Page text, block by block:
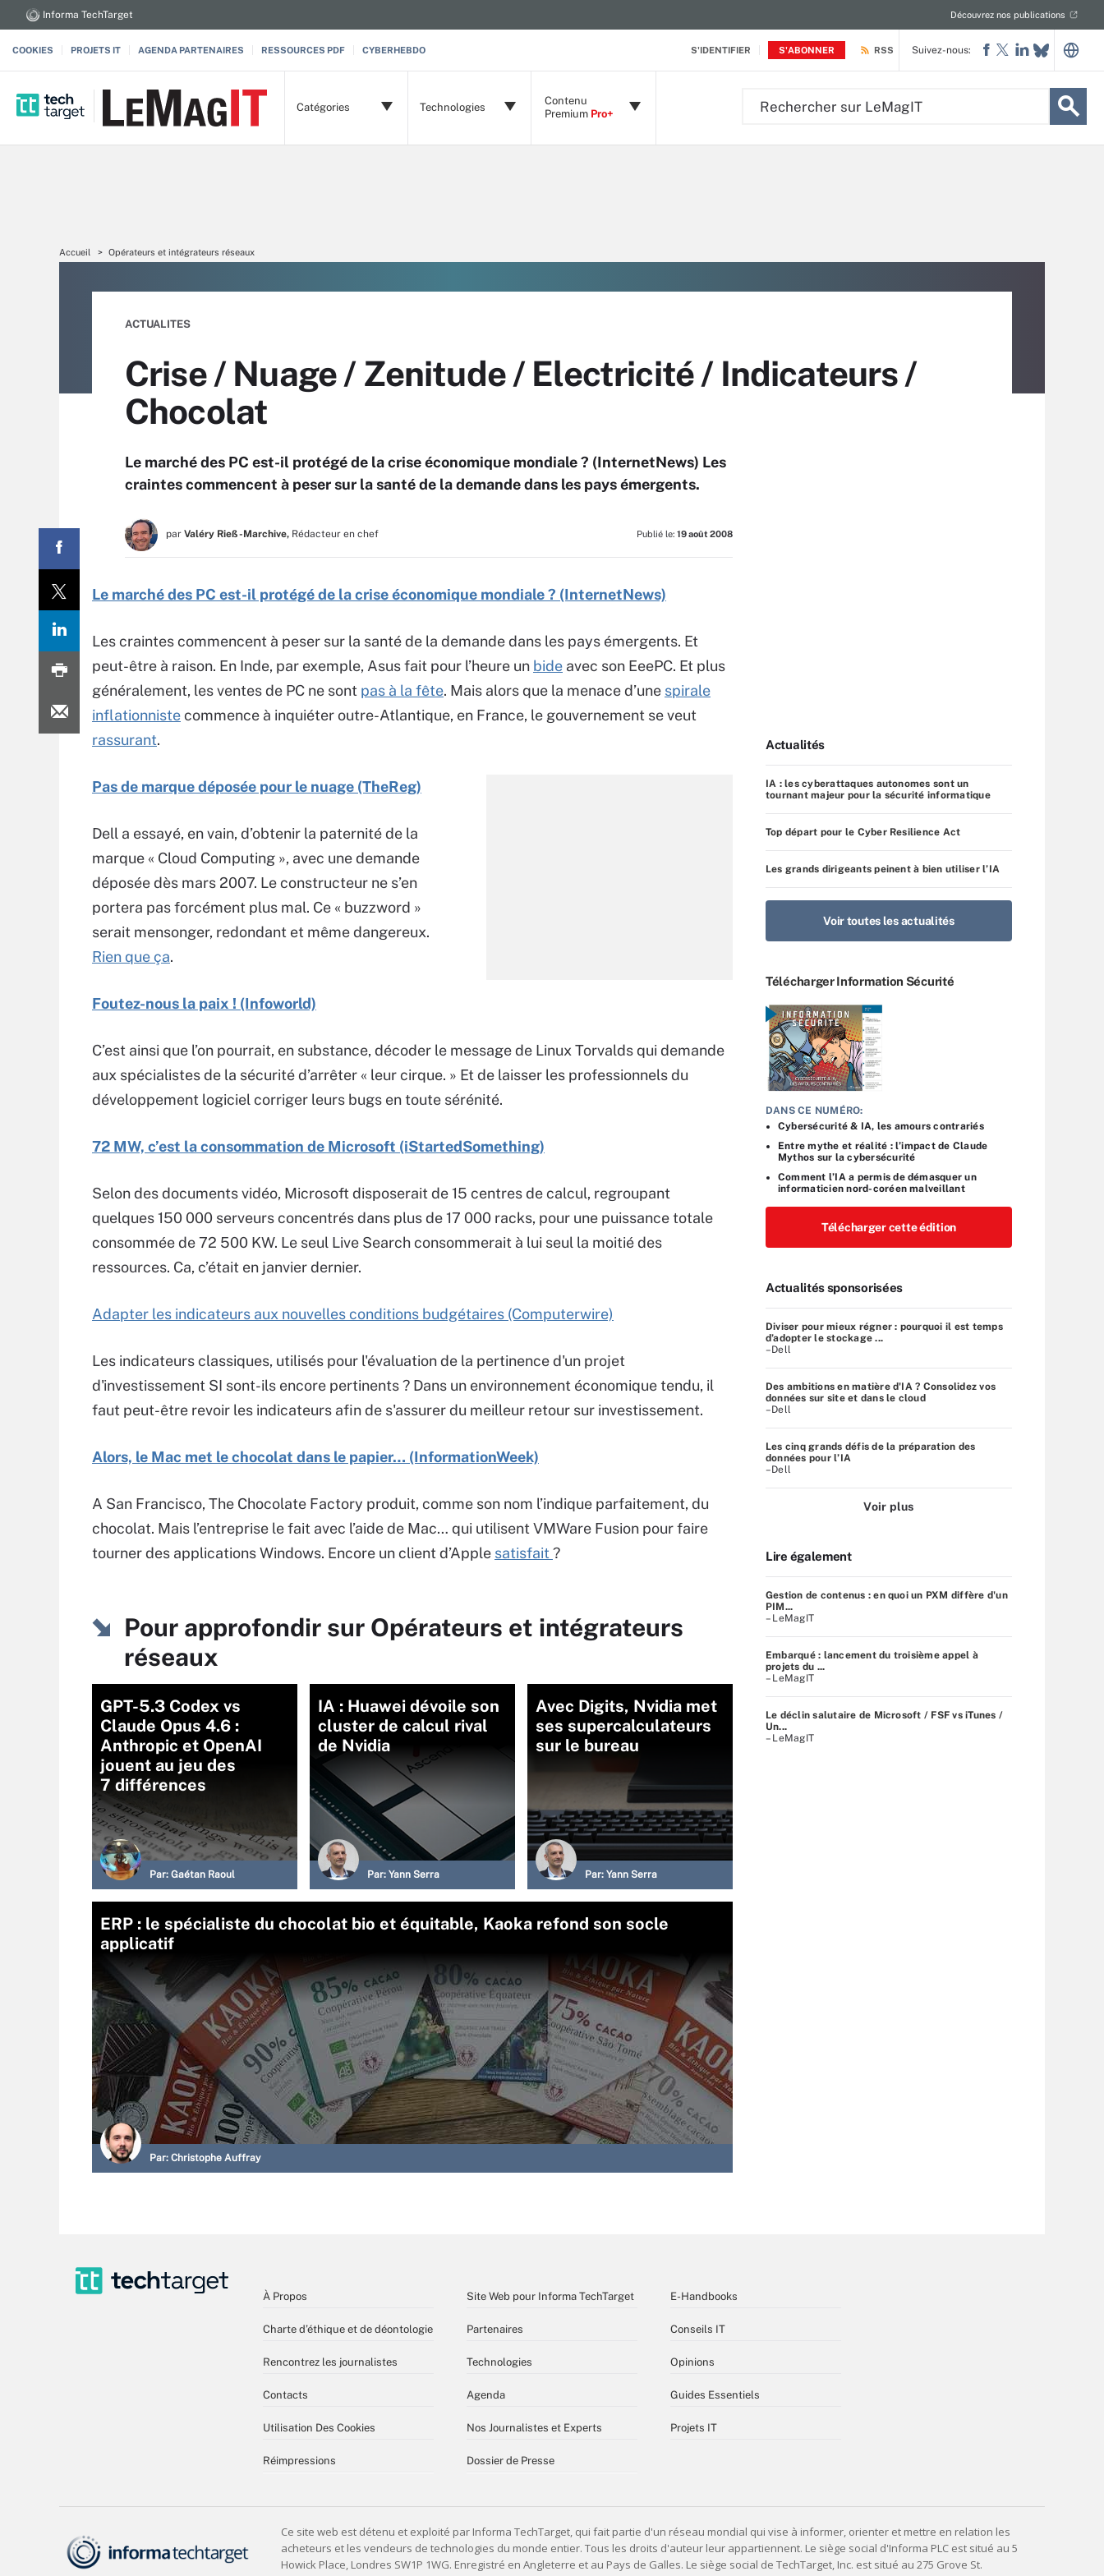
S'IDENTIFIER S'ABONNER
Informa TechTarget Découvrez nos publications
COOKIES PROJETS IT AGENDA PARTENAIRES RESSOURCES PDF CYBERHEBDO RSS
Catégories Technologies
Contenu
Premium Pro+
Suivez-nous:
Accueil Opérateurs et intégrateurs réseaux
ACTUALITES
Crise / Nuage / Zenitude / Electricité / Indicateurs /
Chocolat
Le marché des PC est-il protégé de la crise économique mondiale ? (InternetNews) Les
craintes commencent à peser sur la santé de la demande dans les pays émergents.
par Valéry Rieß-Marchive, Rédacteur en chef Publié le: 19 août 2008
Le marché des PC est-il protégé de la crise économique mondiale ? (InternetNews)
Les craintes commencent à peser sur la santé de la demande dans les pays émergents. Et
peut-être à raison. En Inde, par exemple, Asus fait pour l’heure un bide avec son EeePC. Et plus
généralement, les ventes de PC ne sont pas à la fête. Mais alors que la menace d’une spirale
inflationnistecommence à inquiéter outre-Atlantique, en France, le gouvernement se veut
rassurant.
Pas de marque déposée pour le nuage (TheReg)
Dell a essayé, en vain, d’obtenir la paternité de la
marque « Cloud Computing », avec une demande
déposée dès mars 2007. Le constructeur ne s’en
portera pas forcément plus mal. Ce « buzzword »
serait mensonger, redondant et même dangereux.
Rien que ça.
Foutez-nous la paix ! (Infoworld)
C’est ainsi que l’on pourrait, en substance, décoder le message de Linux Torvalds qui demande
aux spécialistes de la sécurité d’arrêter « leur cirque. » Et de laisser les professionnels du
développement logiciel corriger leurs bugs en toute sérénité.
72 MW, c’est la consommation de Microsoft (iStartedSomething)
Selon des documents vidéo, Microsoft disposerait de 15 centres de calcul, regroupant
quelques 150 000 serveurs concentrés dans plus de 17 000 racks, pour une puissance totale
consommée de 72 500 KW. Le seul Live Search consommerait à lui seul la moitié des
ressources. Ca, c’était en janvier dernier.
Adapter les indicateurs aux nouvelles conditions budgétaires (Computerwire)
Les indicateurs classiques, utilisés pour l'évaluation de la pertinence d'un projet
d'investissement SI sont-ils encore pertinents ? Dans un environnement économique tendu, il
faut peut-être revoir les indicateurs afin de s'assurer du meilleur retour sur investissement.
Alors, le Mac met le chocolat dans le papier… (InformationWeek)
A San Francisco, The Chocolate Factory produit, comme son nom l’indique parfaitement, du
chocolat. Mais l’entreprise le fait avec l’aide de Mac… qui utilisent VMWare Fusion pour faire
tourner des applications Windows. Encore un client d’Apple satisfait ?
Pour approfondir sur Opérateurs et intégrateurs
réseaux
GPT-5.3 Codex vs
Claude Opus 4.6 :
Anthropic et OpenAI
jouent au jeu des
7 différences
Par: Gaétan Raoul
IA : Huawei dévoile son
cluster de calcul rival
de Nvidia
Par: Yann Serra
Avec Digits, Nvidia met
ses supercalculateurs
sur le bureau
Par: Yann Serra
ERP : le spécialiste du chocolat bio et équitable, Kaoka refond son socle
applicatif
Par: Christophe Auffray
Actualités
IA : les cyberattaques autonomes sont un
tournant majeur pour la sécurité informatique
Top départ pour le Cyber Resilience Act
Les grands dirigeants peinent à bien utiliser l’IA
Voir toutes les actualités
Télécharger Information Sécurité
DANS CE NUMÉRO:
Cybersécurité & IA, les amours contrariés
Entre mythe et réalité : l’impact de Claude
Mythos sur la cybersécurité
Comment l’IA a permis de démasquer un
informaticien nord-coréen malveillant
Télécharger cette édition
Actualités sponsorisées
Diviser pour mieux régner : pourquoi il est temps
d’adopter le stockage ...
–Dell
Des ambitions en matière d'IA ? Consolidez vos
données sur site et dans le cloud
–Dell
Les cinq grands défis de la préparation des
données pour l’IA
–Dell
Voir plus
Lire également
Gestion de contenus : en quoi un PXM diffère d'un
PIM...
– LeMagIT
Embarqué : lancement du troisième appel à
projets du ...
– LeMagIT
Le déclin salutaire de Microsoft / FSF vs iTunes /
Un...
– LeMagIT
À Propos
Charte d’éthique et de déontologie
Rencontrez les journalistes
Contacts
Utilisation Des Cookies
Réimpressions
Site Web pour Informa TechTarget
Partenaires
Technologies
Agenda
Nos Journalistes et Experts
Dossier de Presse
E-Handbooks
Conseils IT
Opinions
Guides Essentiels
Projets IT